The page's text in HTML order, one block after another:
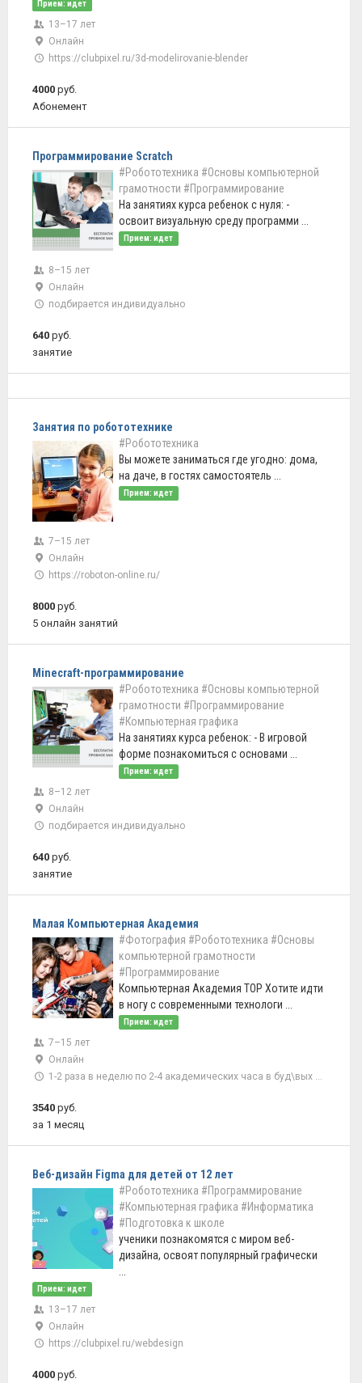
Прием: идет
13–17 лет
Онлайн
https://clubpixel.ru/3d-modelirovanie-blender
4000 руб.
Абонемент
Программирование Scratch
#Робототехника #Основы компьютерной
грамотности #Программирование
На занятиях курса ребенок с нуля: -
освоит визуальную среду программи ...
Прием: идет
8–15 лет
Онлайн
подбирается индивидуально
640 руб.
занятие
Занятия по робототехнике
#Робототехника
Вы можете заниматься где угодно: дома,
на даче, в гостях самостоятель ...
Прием: идет
7–15 лет
Онлайн
https://roboton-online.ru/
8000 руб.
5 онлайн занятий
Minecraft-программирование
#Робототехника #Основы компьютерной
грамотности #Программирование
#Компьютерная графика
На занятиях курса ребенок: - В игровой
форме познакомиться с основами ...
Прием: идет
8–12 лет
Онлайн
подбирается индивидуально
640 руб.
занятие
Малая Компьютерная Академия
#Фотография #Робототехника #Основы
компьютерной грамотности
#Программирование
Компьютерная Академия ТОР Хотите идти
в ногу с современными технологи ...
Прием: идет
7–15 лет
Онлайн
1-2 раза в неделю по 2-4 академических часа в буд\вых дни
3540 руб.
за 1 месяц
Веб-дизайн Figma для детей от 12 лет
#Робототехника #Программирование
#Компьютерная графика #Информатика
#Подготовка к школе
ученики познакомятся с миром веб-
дизайна, освоят популярный графически
Прием: идет
13–17 лет
Онлайн
https://clubpixel.ru/webdesign
4000 руб.